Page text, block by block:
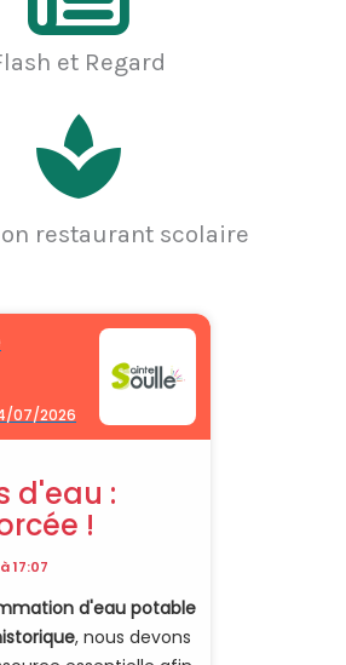
et Regard
restaurant scolaire